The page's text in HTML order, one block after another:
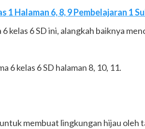
1 Halaman 6, 8, 9 Pembelajaran 1
kelas 6 SD ini, alangkah baiknya
6 kelas 6 SD halaman 8, 10, 11.
membuat lingkungan hijau